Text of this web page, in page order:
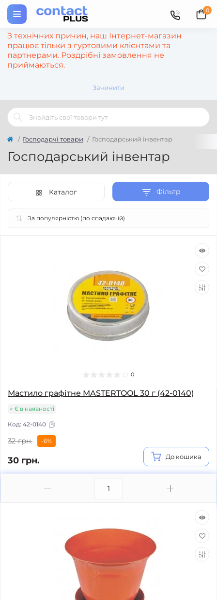
З технічних причин, наш Інтернет-магазин
працює тільки з гуртовими клієнтами та
партнерами. Роздрібні замовлення не
приймаються.
Зачинити
0
Господарчі товари Господарський інвентар
Господарський інвентар
Фільтр
Каталог
0
Мастило графітне MASTERTOOL 30 г (42-0140)
Є в наявності
Код: 42-0140
32 грн. -6%
30 грн. До кошика